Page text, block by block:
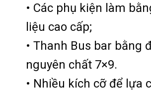
• Các phụ kiện làm
liệu cao cấp;
• Thanh Bus bar bằng
nguyên chất 7×9.
• Nhiều kích cỡ để lựa